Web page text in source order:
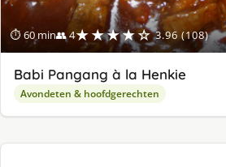
⏱ 60 min👥 4★★★★☆ 3.96 (108)
Babi Pangang à la Henkie
Avondeten & hoofdgerechten